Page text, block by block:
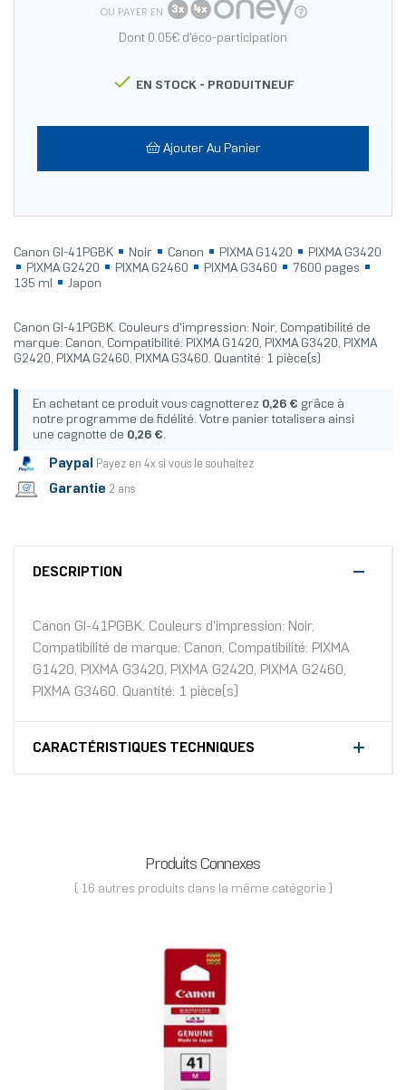
OU PAYER EN
Dont 0.05€ d'éco-participation
 EN STOCK - PRODUITNEUF
Ajouter Au Panier
Canon GI-41PGBK Noir Canon PIXMA G1420
PIXMA G3420
PIXMA G2420
PIXMA G2460 PIXMA G3460
7600 pages
135 ml
Japon
Canon GI-41PGBK. Couleurs d'impression: Noir, Compatibilité de
marque: Canon, Compatibilité: PIXMA G1420, PIXMA G3420, PIXMA
G2420, PIXMA G2460, PIXMA G3460. Quantité: 1 pièce(s)
En achetant ce produit vous cagnotterez 0,26 € grâce à
notre programme de fidélité. Votre panier totalisera ainsi
une cagnotte de 0,26 €.
Paypal Payez en 4x si vous le souhaitez
Garantie 2 ans
DESCRIPTION
Canon GI-41PGBK. Couleurs d'impression: Noir,
Compatibilité de marque: Canon, Compatibilité: PIXMA
G1420, PIXMA G3420, PIXMA G2420, PIXMA G2460,
PIXMA G3460. Quantité: 1 pièce(s)
CARACTÉRISTIQUES TECHNIQUES
Produits Connexes
( 16 autres produits dans la même catégorie )